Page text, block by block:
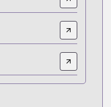
dp/4063286193/
manga/vagabond